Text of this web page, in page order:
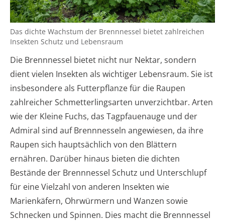
Das dichte Wachstum der Brennnessel bietet zahlreichen
Insekten Schutz und Lebensraum
Die Brennnessel bietet nicht nur Nektar, sondern
dient vielen Insekten als wichtiger Lebensraum. Sie ist
insbesondere als Futterpflanze für die Raupen
zahlreicher Schmetterlingsarten unverzichtbar. Arten
wie der Kleine Fuchs, das Tagpfauenauge und der
Admiral sind auf Brennnesseln angewiesen, da ihre
Raupen sich hauptsächlich von den Blättern
ernähren. Darüber hinaus bieten die dichten
Bestände der Brennnessel Schutz und Unterschlupf
für eine Vielzahl von anderen Insekten wie
Marienkäfern, Ohrwürmern und Wanzen sowie
Schnecken und Spinnen. Dies macht die Brennnessel